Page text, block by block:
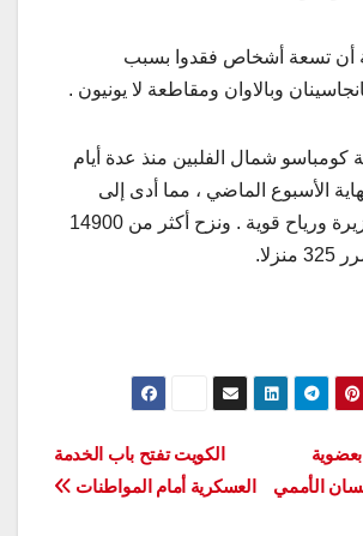
أن تسعة أشخاص فقدوا بسبب
وبالاوان ومقاطعة لا يونيون .
شمال الفلبين منذ عدة أيام
الأسبوع الماضي ، مما أدى إلى
هطول أمطار غزيرة ورياح قوية . ونزح أكثر من 14900
الكويت تفتح باب الخدمة
العسكرية أمام المواطنات
بعضوية
الأممي